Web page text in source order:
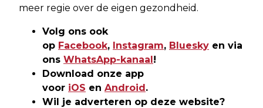
meer regie over de eigen gezondheid.
Volg ons ook
op Facebook, Instagram, Bluesky en via
ons WhatsApp-kanaal!
Download onze app
voor iOS en Android.
Wil je adverteren op deze website?